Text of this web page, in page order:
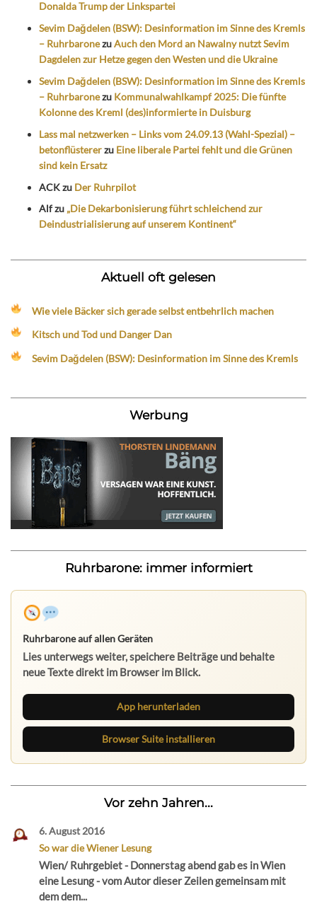
Donalda Trump der Linkspartei
Sevim Dağdelen (BSW): Desinformation im Sinne des Kremls
– RuhrbaronezuAuch den Mord an Nawalny nutzt Sevim
Dagdelen zur Hetze gegen den Westen und die Ukraine
Sevim Dağdelen (BSW): Desinformation im Sinne des Kremls
– Ruhrbaronezu Kommunalwahlkampf 2025: Die fünfte
Kolonne des Kreml (des)informierte in Duisburg
Lass mal netzwerken – Links vom 24.09.13 (Wahl-Spezial) –
betonflüstererzu Eine liberale Partei fehlt und die Grünen
sind kein Ersatz
ACKzu Der Ruhrpilot
Alfzu „Die Dekarbonisierung führt schleichend zur
Deindustrialisierung auf unserem Kontinent“
Aktuell oft gelesen
Wie viele Bäcker sich gerade selbst entbehrlich machen
Kitsch und Tod und Danger Dan
Sevim Dağdelen (BSW): Desinformation im Sinne des Kremls
Werbung
Ruhrbarone: immer informiert
Ruhrbarone auf allen Geräten
Lies unterwegs weiter, speichere Beiträge und behalte
neue Texte direkt im Browser im Blick.
App herunterladen
Browser Suite installieren
Vor zehn Jahren...
6. August 2016
So war die Wiener Lesung
Wien/ Ruhrgebiet - Donnerstag abend gab es in Wien
eine Lesung - vom Autor dieser Zeilen gemeinsam mit
dem dem...